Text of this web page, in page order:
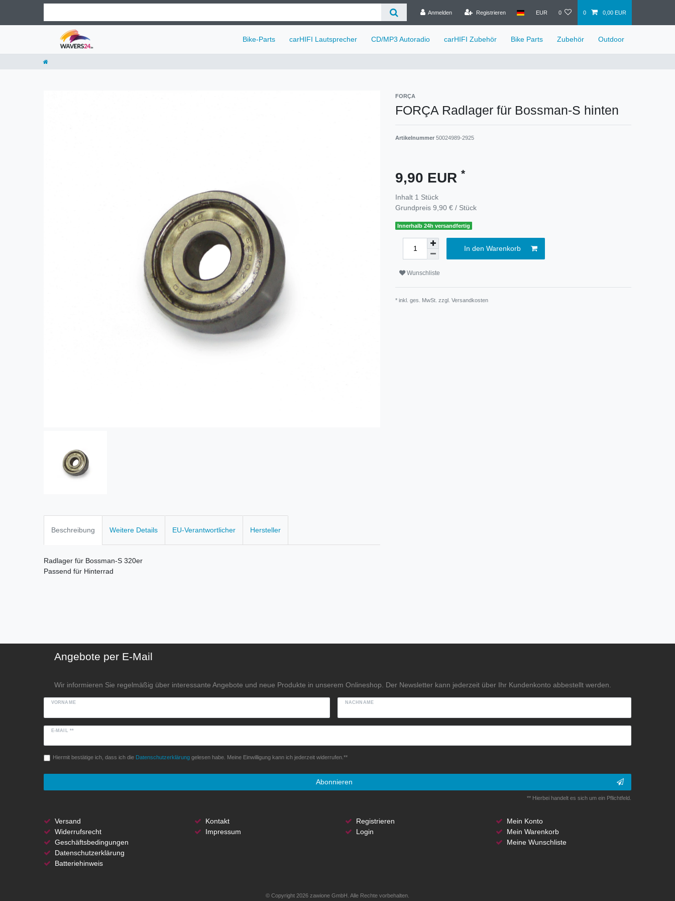
Anmelden Registrieren EUR 0 0 0,00 EUR
Bike-Parts carHIFI Lautsprecher CD/MP3 Autoradio carHIFI Zubehör Bike Parts Zubehör Outdoor
FORÇA
FORÇA Radlager für Bossman-S hinten
Artikelnummer 50024989-2925
9,90 EUR *
Inhalt 1 Stück
Grundpreis 9,90 € / Stück
Innerhalb 24h versandfertig
In den Warenkorb
Wunschliste
* inkl. ges. MwSt. zzgl. Versandkosten
Beschreibung Weitere Details EU-Verantwortlicher Hersteller
Radlager für Bossman-S 320er
Passend für Hinterrad
Angebote per E-Mail
Wir informieren Sie regelmäßig über interessante Angebote und neue Produkte in unserem Onlineshop. Der Newsletter kann jederzeit über Ihr Kundenkonto abbestellt werden.
VORNAME NACHNAME
E-MAIL **
Hiermit bestätige ich, dass ich die Daten­schutz­erklärunggelesen habe. Meine Einwilligung kann ich jederzeit widerrufen.**
Abonnieren
** Hierbei handelt es sich um ein Pflichtfeld.
Versand
Widerrufsrecht
Geschäftsbedingungen
Datenschutzerklärung
Batteriehinweis
Kontakt
Impressum
Registrieren
Login
Mein Konto
Mein Warenkorb
Meine Wunschliste
© Copyright 2026 zawione GmbH. Alle Rechte vorbehalten.